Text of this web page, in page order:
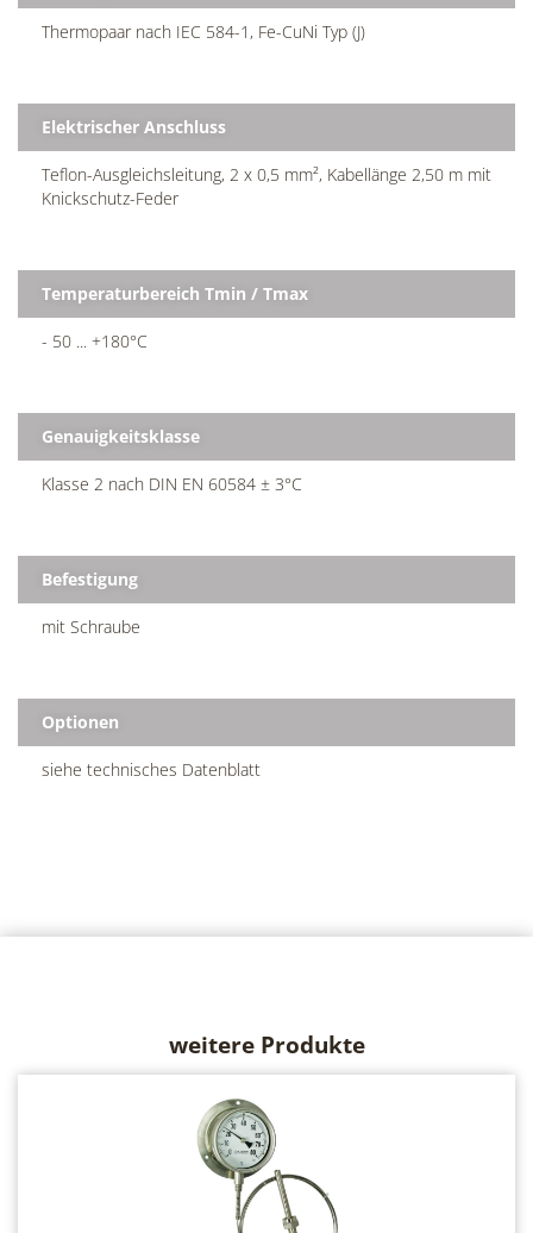
Thermopaar nach IEC 584-1, Fe-CuNi Typ (J)
Elektrischer Anschluss
Teflon-Ausgleichsleitung, 2 x 0,5 mm², Kabellänge 2,50 m mit
Knickschutz-Feder
Temperaturbereich Tmin / Tmax
- 50 ... +180°C
Genauigkeitsklasse
Klasse 2 nach DIN EN 60584 ± 3°C
Befestigung
mit Schraube
Optionen
siehe technisches Datenblatt
weitere Produkte